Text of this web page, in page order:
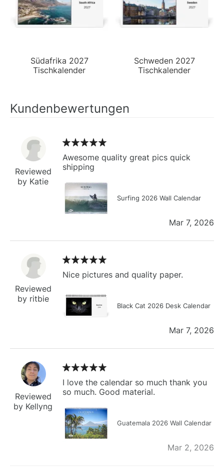
Südafrika 2027
Tischkalender
Schweden 2027
Tischkalender
Kundenbewertungen
Reviewed
by Katie
Awesome quality great pics quick
shipping
Surfing 2026 Wall Calendar
Mar 7, 2026
Reviewed
by ritbie
Nice pictures and quality paper.
Black Cat 2026 Desk Calendar
Mar 7, 2026
Reviewed
by Kellyng
I love the calendar so much thank you
so much. Good material.
Guatemala 2026 Wall Calendar
Mar 2, 2026